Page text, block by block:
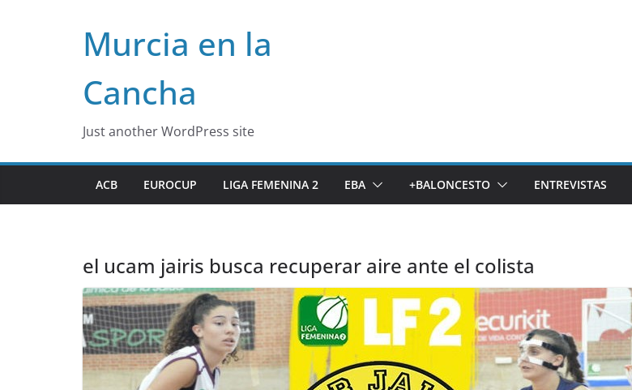
Murcia en la
Cancha
Just another WordPress site
ACB EUROCUP LIGA FEMENINA 2 EBA +BALONCESTO ENTREVISTAS
el ucam jairis busca recuperar aire ante el colista